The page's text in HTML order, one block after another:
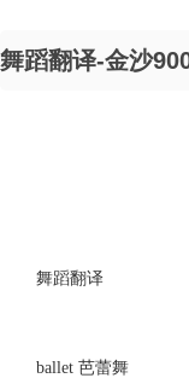
舞蹈翻译-金沙
舞蹈翻译
ballet 芭蕾舞